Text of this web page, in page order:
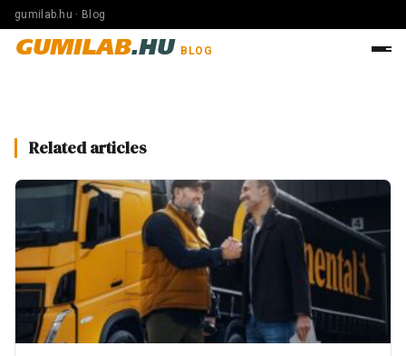
gumilab.hu · Blog
GUMILAB.HU BLOG
Related articles